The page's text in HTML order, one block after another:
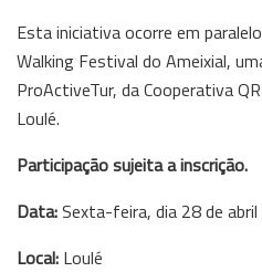
Esta iniciativa ocorre em
Walking Festival do Ameixial,
ProActiveTur, da Cooperativa
Loulé.
Participação sujeita a inscrição.
Data:Sexta-feira, dia 28 de
Local: Loulé